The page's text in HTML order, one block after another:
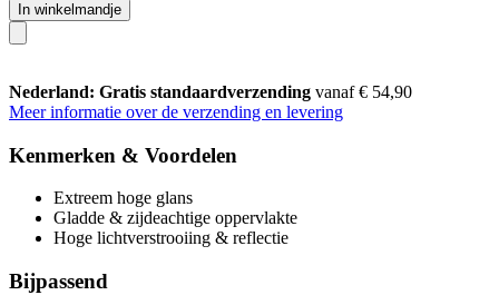
In winkelmandje
Nederland: Gratis standaardverzending vanaf € 54,90
Meer informatie over de verzending en levering
Kenmerken & Voordelen
Extreem hoge glans
Gladde & zijdeachtige oppervlakte
Hoge lichtverstrooiing & reflectie
Bijpassend